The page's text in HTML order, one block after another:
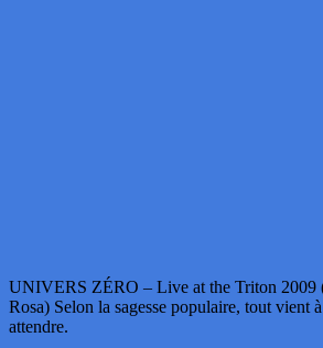
UNIVERS ZÉRO – Live at the Triton
Rosa) Selon la sagesse populaire, tout vient
attendre.